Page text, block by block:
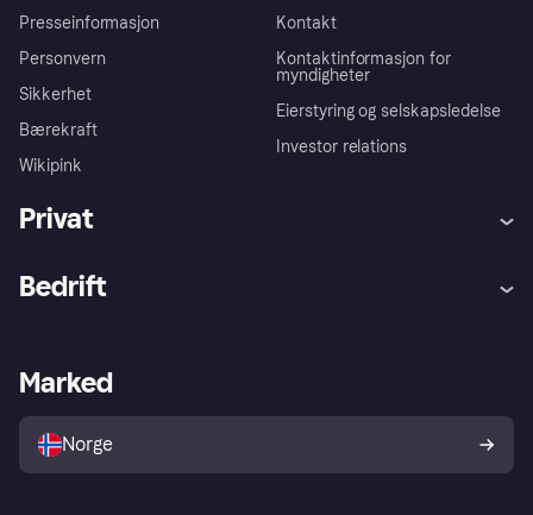
Presseinformasjon
Personvern
Sikkerhet
Bærekraft
Wikipink
Kontakt
Kontaktinformasjon for
myndigheter
Eierstyring og selskapsledelse
Investor relations
Privat
Utforsk butikker
Bedrift
Merchant portal
Marked
Norge